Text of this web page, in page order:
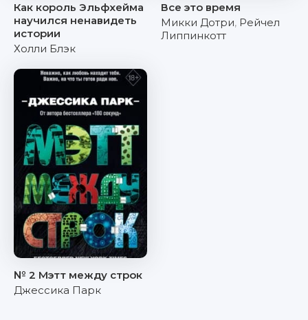
Как король Эльфхейма
научился ненавидеть
истории
Холли Блэк
Все это время
Микки Дотри, Рейчел
Липпинкотт
№ 2 Мэтт между строк
Джессика Парк